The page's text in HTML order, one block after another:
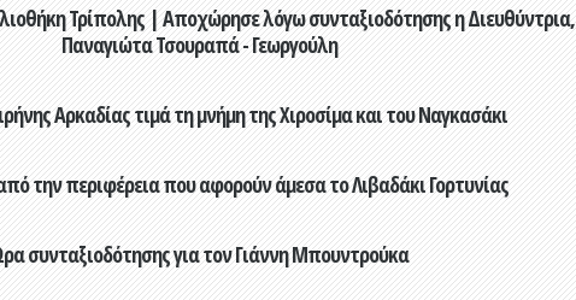
Τρίπολης | Αποχώρησε λόγω συνταξιοδότησης η Διευθύντρια,
Παναγιώτα Τσουραπά - Γεωργούλη
Αρκαδίας τιμά τη μνήμη της Χιροσίμα και του Ναγκασάκι
την περιφέρεια που αφορούν άμεσα το Λιβαδάκι Γορτυνίας
συνταξιοδότησης για τον Γιάννη Μπουντρούκα